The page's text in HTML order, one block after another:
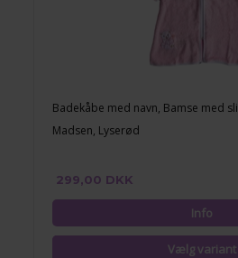
Badekåbe med navn, Bamse med
Madsen, Lyserød
299,00 DKK